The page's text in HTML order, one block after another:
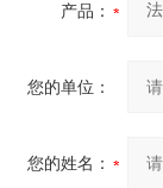
产品：
您的单位：
您的姓名：